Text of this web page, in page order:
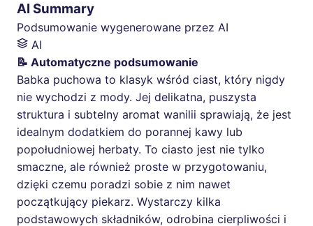
AI Summary
Podsumowanie wygenerowane przez AI
AI
📝 Automatyczne podsumowanie
Babka puchowa to klasyk wśród ciast, który nigdy
nie wychodzi z mody. Jej delikatna, puszysta
struktura i subtelny aromat wanilii sprawiają, że jest
idealnym dodatkiem do porannej kawy lub
popołudniowej herbaty. To ciasto jest nie tylko
smaczne, ale również proste w przygotowaniu,
dzięki czemu poradzi sobie z nim nawet
początkujący piekarz. Wystarczy kilka
podstawowych składników, odrobina cierpliwości i